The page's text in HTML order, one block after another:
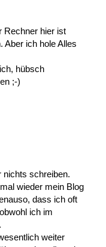
Rechner hier ist
Aber ich hole Alles
hübsch
;-)
nichts schreiben.
wieder mein Blog
dass ich oft
ich im
weiter